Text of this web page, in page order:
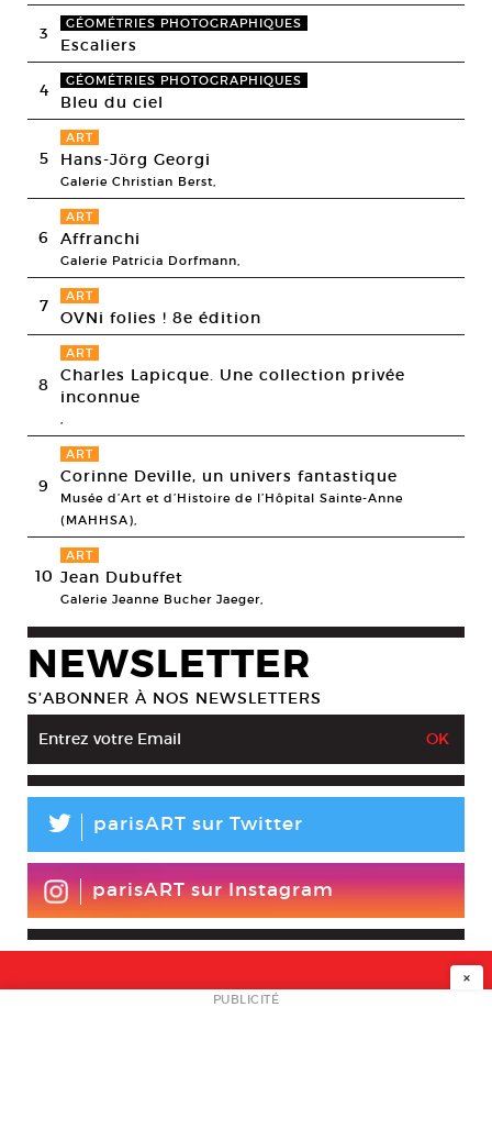
3 GÉOMÉTRIES PHOTOGRAPHIQUES
Escaliers
4 GÉOMÉTRIES PHOTOGRAPHIQUES
Bleu du ciel
5
ART
Hans-Jörg Georgi
Galerie Christian Berst,
6
ART
Affranchi
Galerie Patricia Dorfmann,
7 ART
OVNi folies ! 8e édition
8
ART
Charles Lapicque. Une collection privée
inconnue
,
9
ART
Corinne Deville, un univers fantastique
Musée d’Art et d’Histoire de l’Hôpital Sainte-Anne
(MAHHSA),
10
ART
Jean Dubuffet
Galerie Jeanne Bucher Jaeger,
NEWSLETTER
S’ABONNER À NOS NEWSLETTERS
L parisART sur Twitter
parisART sur Instagram
NEWSLETTER
×
PUBLICITÉ